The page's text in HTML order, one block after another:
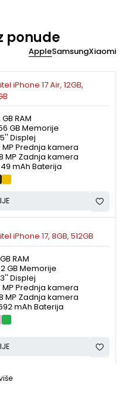
ponude
AppleSamsungXiaomi
iPhone 17 Air, 12GB,
GB RAM
GB Memorije
Displej
MP Prednja kamera
MP Zadnja kamera
mAh Baterija
iPhone 17, 8GB, 512GB
RAM
GB Memorije
Displej
MP Prednja kamera
MP Zadnja kamera
mAh Baterija